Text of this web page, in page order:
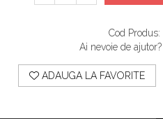
Cod Produs:
Ai nevoie de ajutor?
ADAUGA LA FAVORITE